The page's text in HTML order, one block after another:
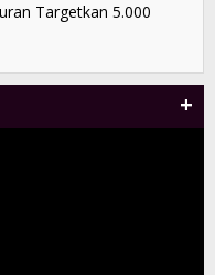
Targetkan 5.000
+